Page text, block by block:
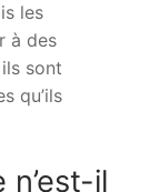
les
à des
sont
qu’ils
il